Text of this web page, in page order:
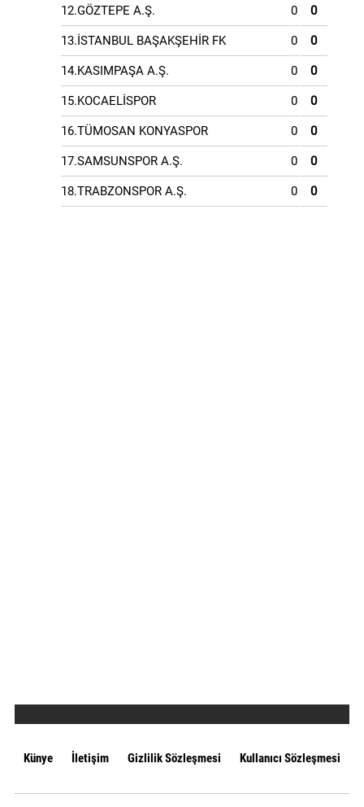
12.GÖZTEPE A.Ş. 0 0
13.İSTANBUL BAŞAKŞEHİR FK 0 0
14.KASIMPAŞA A.Ş. 0 0
15.KOCAELİSPOR 0 0
16.TÜMOSAN KONYASPOR 0 0
17.SAMSUNSPOR A.Ş. 0 0
18.TRABZONSPOR A.Ş. 0 0
Künye İletişim Gizlilik Sözleşmesi Kullanıcı Sözleşmesi